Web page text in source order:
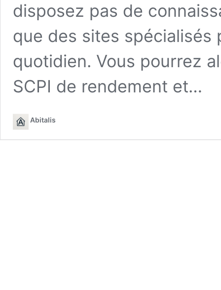
disposez pas de
que des sites spécialisés
quotidien. Vous pourrez
SCPI de rendement et…
Abitalis